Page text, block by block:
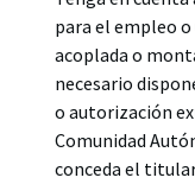
para el empleo
acoplada o
necesario
o autorización
Comunidad
conceda el